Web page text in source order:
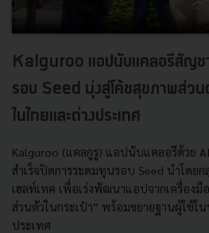
Kalguroo แอปนับแคลอรีสัญช
รอบ Seed มุ่งสู่โค้ชสุขภาพส่ว
ในไทยและต่างประเทศ
Kalguroo (แคลกูรู) แอปนับแคลอรีด้วย
สำเร็จปิดการระดมทุนรอบ Seed นำโด
เฮลท์เทค เพื่อเร่งพัฒนาแอปจากเครื่อง
ส่วนตัวในกระเป๋า” พร้อมขยายฐานผู้ใช้ใ
ประเทศ